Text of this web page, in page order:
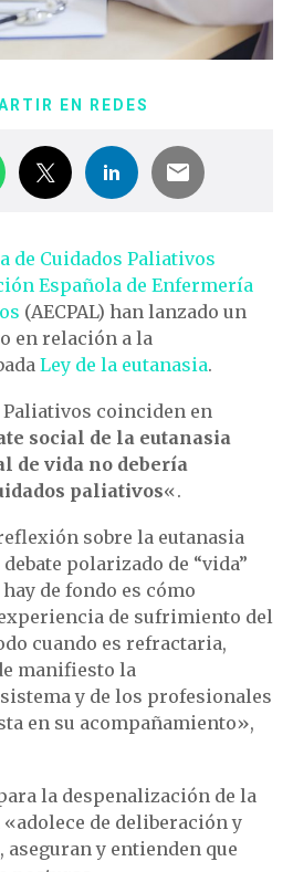
EN REDES
de Cuidados Paliativos
Española de Enfermería
(AECPAL) han lanzado un
en relación a la
Ley de la eutanasia.
coinciden en
social de la eutanasia
de vida no debería
paliativos«.
sobre la eutanasia
polarizado de “vida”
de fondo es cómo
de sufrimiento del
cuando es refractaria,
manifiesto la
y de los profesionales
en su acompañamiento»,
la despenalización de la
«adolece de deliberación y
y entienden que